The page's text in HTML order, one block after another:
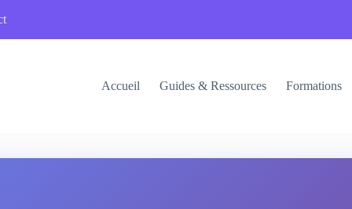
Accueil Guides & Ressources Formations